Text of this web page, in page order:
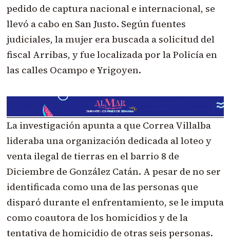
pedido de captura nacional e internacional, se
llevó a cabo en San Justo. Según fuentes
judiciales, la mujer era buscada a solicitud del
fiscal Arribas, y fue localizada por la Policía en
las calles Ocampo e Yrigoyen.
La investigación apunta a que Correa Villalba
lideraba una organización dedicada al loteo y
venta ilegal de tierras en el barrio 8 de
Diciembre de González Catán. A pesar de no ser
identificada como una de las personas que
disparó durante el enfrentamiento, se le imputa
como coautora de los homicidios y de la
tentativa de homicidio de otras seis personas.